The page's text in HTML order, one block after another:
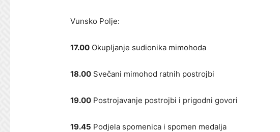
Vunsko Polje:
17.00 Okupljanje sudionika mimohoda
18.00 Svečani mimohod ratnih postrojbi
19.00 Postrojavanje postrojbi i prigodni govori
19.45 Podjela spomenica i spomen medalja